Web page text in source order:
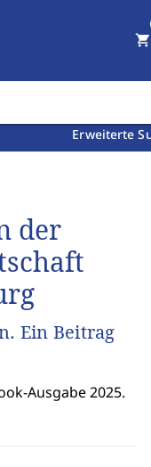
Erweiterte
shopping_cart
der
Ein Beitrag
Ausgabe 2025.